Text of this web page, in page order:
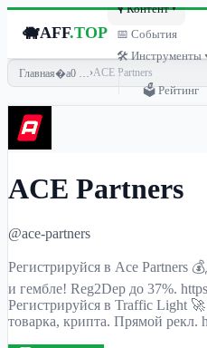
🐗AFF.TOP
🎙 Контент ▾
📅 События
🛠 Инструменты
🗳 Рейтинг
Главная ›ACE Partners
ACE Partners
@ace-partners
Регистрируйся в Ace Partners
и гембле! Reg2Dep до 37%.
Регистрируйся в Traffic Light
товарка, крипта. Прямой рекл.